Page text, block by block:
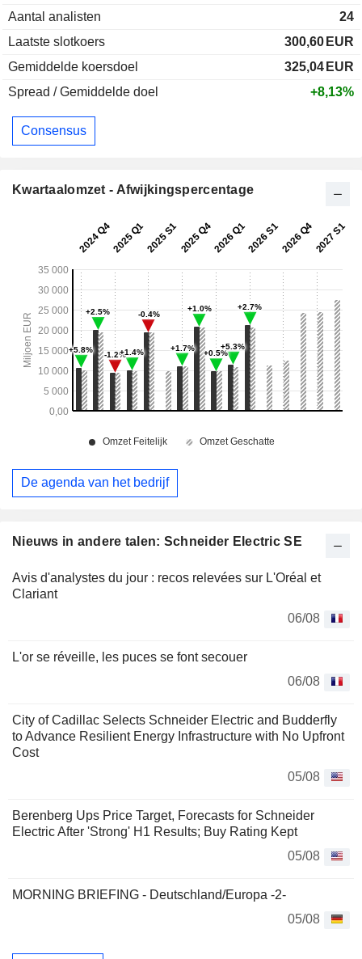
Nieuws in andere talen: Schneider Electric SE
Avis d'analystes du jour : recos relevées sur L'Oréal et
Clariant
06/08
L'or se réveille, les puces se font secouer
06/08
City of Cadillac Selects Schneider Electric and Budderfly
to Advance Resilient Energy Infrastructure with No Upfront
Cost
05/08
Berenberg Ups Price Target, Forecasts for Schneider
Electric After 'Strong' H1 Results; Buy Rating Kept
05/08
MORNING BRIEFING - Deutschland/Europa -2-
05/08
Aantal analisten
24
Laatste slotkoers
300,60 EUR
Gemiddelde koersdoel
325,04 EUR
Spread / Gemiddelde doel
+8,13%
Consensus
Kwartaalomzet - Afwijkingspercentage
De agenda van het bedrijf